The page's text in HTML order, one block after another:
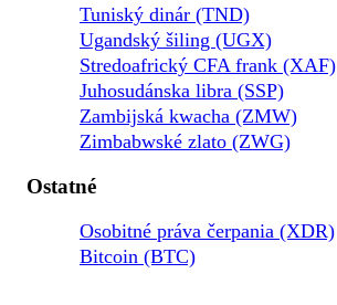
Tuniský dinár (TND)
Ugandský šiling (UGX)
Stredoafrický CFA frank (XAF)
Juhosudánska libra (SSP)
Zambijská kwacha (ZMW)
Zimbabwské zlato (ZWG)
Ostatné
Osobitné práva čerpania (XDR)
Bitcoin (BTC)